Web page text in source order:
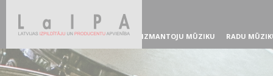
IZMANTOJU MŪZIKU RADU